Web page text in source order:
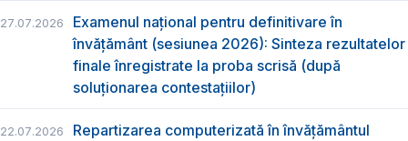
27.07.2026
Examenul național pentru definitivare în
învățământ (sesiunea 2026): Sinteza rezultatelor
finale înregistrate la proba scrisă (după
soluționarea contestațiilor)
22.07.2026
Repartizarea computerizată în învăţământul